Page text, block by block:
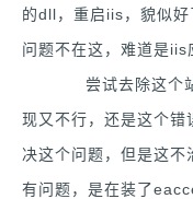
的dll，重启iis，貌似
问题不在这，难道是iis
尝试去除这个站
现又不行，还是这个
决这个问题，但是这
有问题，是在装了